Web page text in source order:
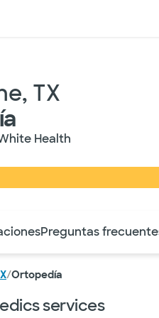
TX
Health
Preguntas
/Ortopedía
services